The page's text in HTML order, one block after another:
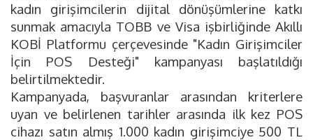
kadın girişimcilerin dijital dönüşümlerine katkı
sunmak amacıyla TOBB ve Visa işbirliğinde Akıllı
KOBİ Platformu çerçevesinde "Kadın Girişimciler
İçin POS Desteği" kampanyası başlatıldığı
belirtilmektedir.
Kampanyada, başvuranlar arasından kriterlere
uyan ve belirlenen tarihler arasında ilk kez POS
cihazı satın almış 1.000 kadın girişimciye 500 TL